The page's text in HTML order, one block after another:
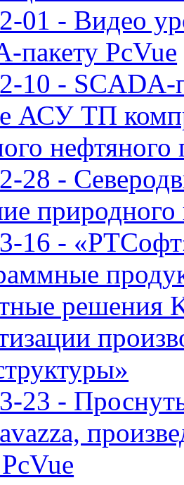
01 - Видео
пакету PcVue
10 - SCADA-
АСУ ТП
нефтяного
28 -
природного
16 -
решения
23 -